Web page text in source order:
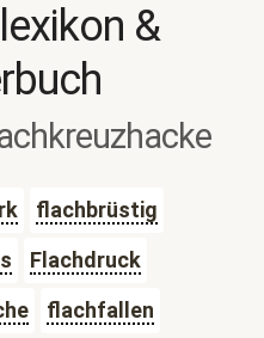
&
flachbrüstig
Flachdruck
flachfallen